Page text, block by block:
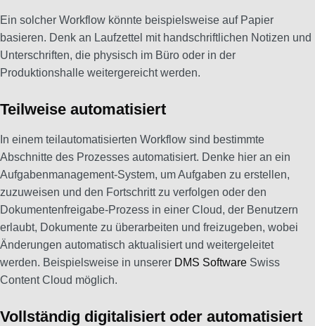
Ein solcher Workflow könnte beispielsweise auf Papier
basieren. Denk an Laufzettel mit handschriftlichen Notizen und
Unterschriften, die physisch im Büro oder in der
Produktionshalle weitergereicht werden.
Teilweise automatisiert
In einem teilautomatisierten Workflow sind bestimmte
Abschnitte des Prozesses automatisiert. Denke hier an ein
Aufgabenmanagement-System, um Aufgaben zu erstellen,
zuzuweisen und den Fortschritt zu verfolgen oder den
Dokumentenfreigabe-Prozess in einer Cloud, der Benutzern
erlaubt, Dokumente zu überarbeiten und freizugeben, wobei
Änderungen automatisch aktualisiert und weitergeleitet
werden. Beispielsweise in unserer DMS Software Swiss
Content Cloud möglich.
Vollständig digitalisiert oder automatisiert